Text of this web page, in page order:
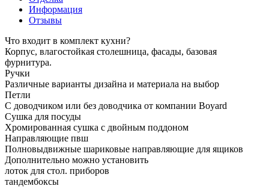
Информация
Отзывы
Что входит в комплект кухни?
Корпус, влагостойкая столешница, фасады, базовая
фурнитура.
Ручки
Различные варианты дизайна и материала на выбор
Петли
С доводчиком или без доводчика от компании Boyard
Сушка для посуды
Хромированная сушка с двойным поддоном
Направляющие пвш
Полновыдвижные шариковые направляющие для ящиков
Дополнительно можно установить
лоток для стол. приборов
тандембоксы